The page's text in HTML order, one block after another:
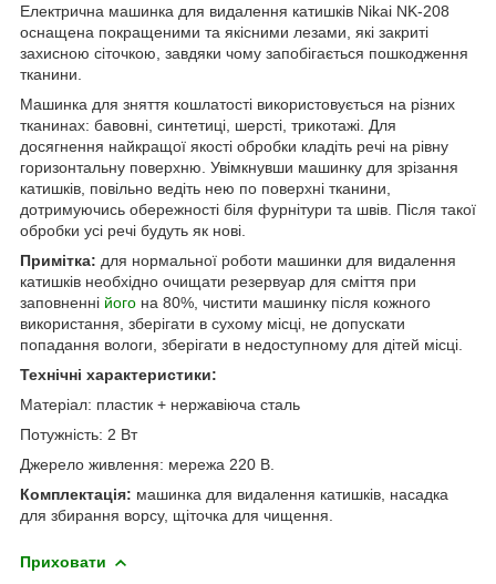
Електрична машинка для видалення катишків Nikai NK-208
оснащена покращеними та якісними лезами, які закриті
захисною сіточкою, завдяки чому запобігається пошкодження
тканини.
Машинка для зняття кошлатості використовується на різних
тканинах: бавовні, синтетиці, шерсті, трикотажі. Для
досягнення найкращої якості обробки кладіть речі на рівну
горизонтальну поверхню. Увімкнувши машинку для зрізання
катишків, повільно ведіть нею по поверхні тканини,
дотримуючись обережності біля фурнітури та швів. Після такої
обробки усі речі будуть як нові.
Примітка: для нормальної роботи машинки для видалення
катишків необхідно очищати резервуар для сміття при
заповненні його на 80%, чистити машинку після кожного
використання, зберігати в сухому місці, не допускати
попадання вологи, зберігати в недоступному для дітей місці.
Технічні характеристики:
Матеріал: пластик + нержавіюча сталь
Потужність: 2 Вт
Джерело живлення: мережа 220 В.
Комплектація: машинка для видалення катишків, насадка
для збирання ворсу, щіточка для чищення.
Приховати